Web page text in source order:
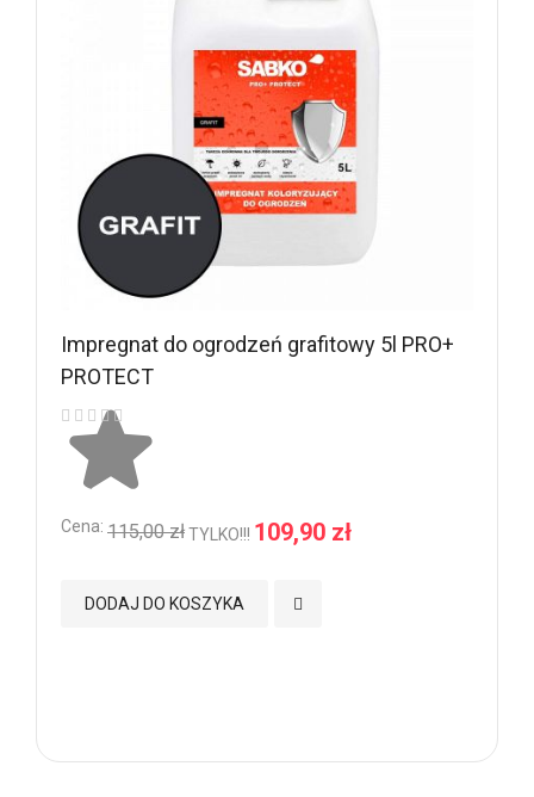
Impregnat do ogrodzeń grafitowy 5l PRO+
PROTECT
Ocena:
Cena: 115,00 złTYLKO!!! 109,90 zł
DODAJ DO KOSZYKA Dodaj do Ulubionych